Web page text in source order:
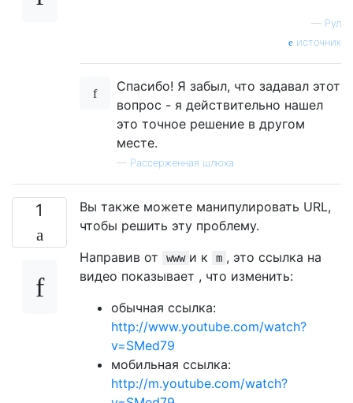
— Рул
источник
Спасибо! Я забыл, что задавал этот
вопрос - я действительно нашел
это точное решение в другом
месте.
— Рассерженная шлюха
1
Вы также можете манипулировать URL,
чтобы решить эту проблему.
Направив от
www и к m , это ссылка на
видео показывает , что изменить:
обычная ссылка:
http://www.youtube.com/watch?
v=SMed79
мобильная ссылка:
http://m.youtube.com/watch?